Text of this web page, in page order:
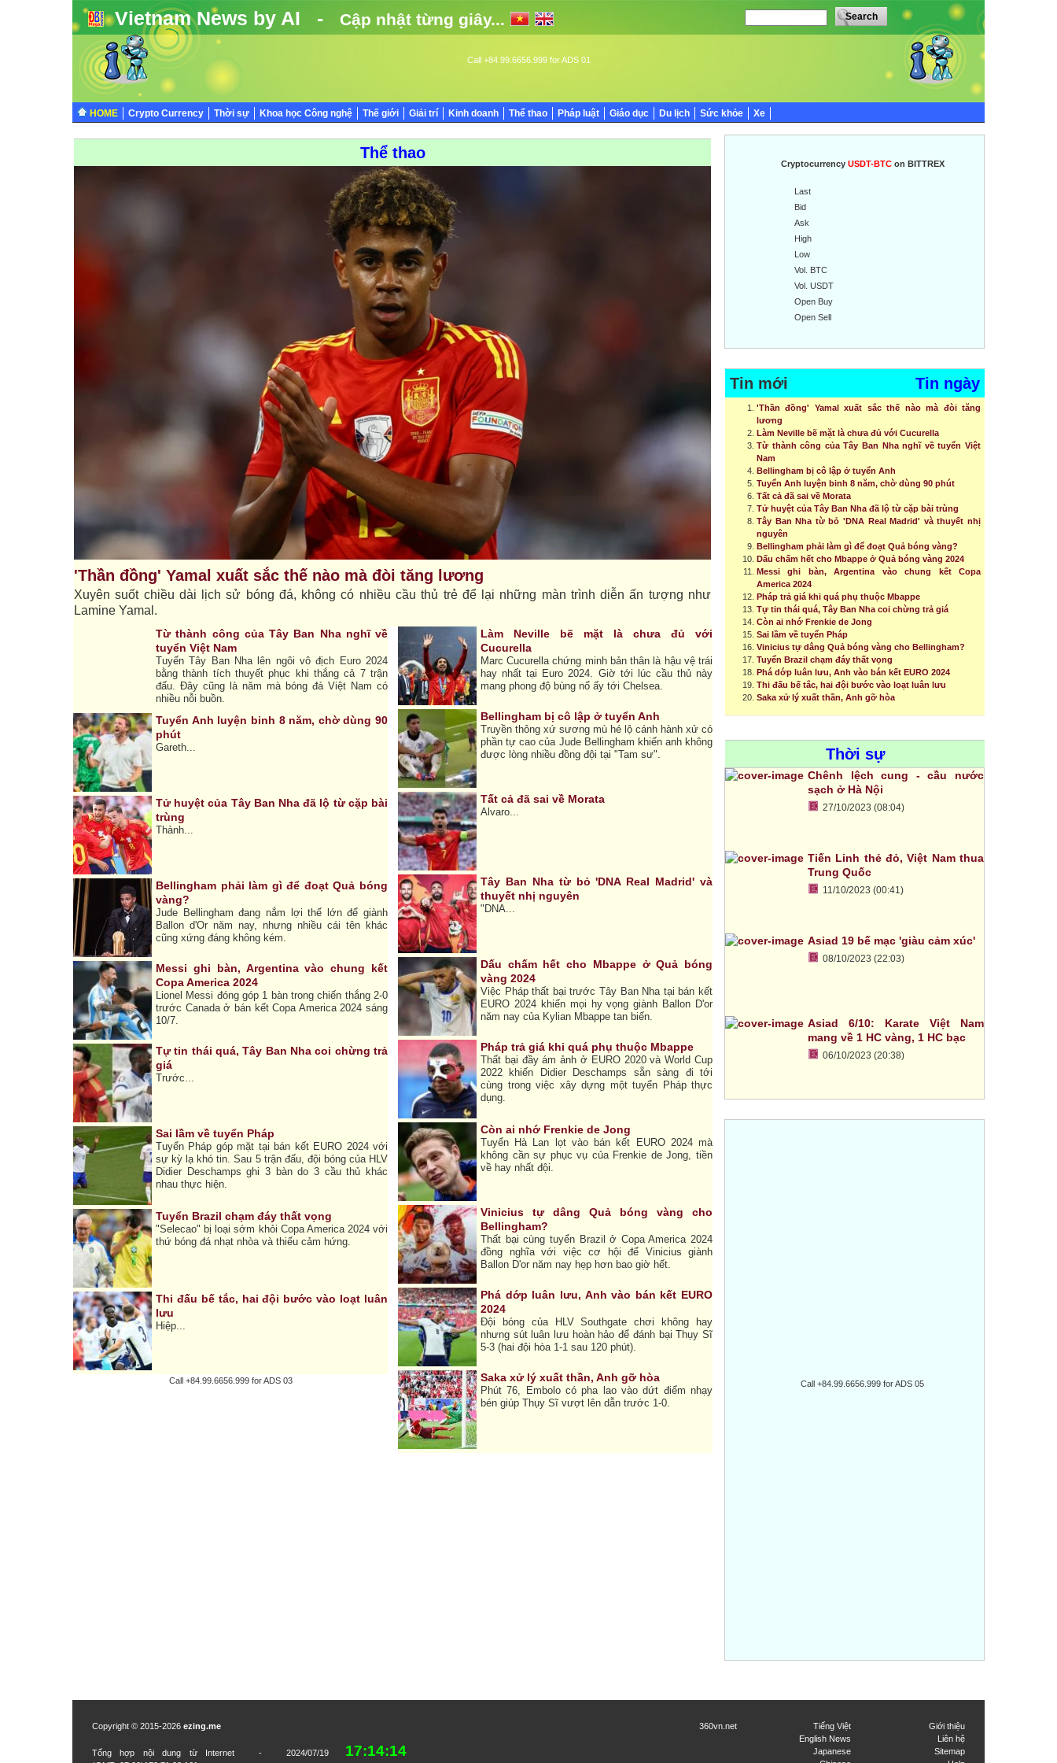
Vietnam News by AI - Cập nhật từng giây...
Call +84.99.6656.999 for ADS 01
HOME Crypto Currency Thời sự Khoa học Công nghệ Thế giới Giải trí Kinh doanh Thể thao Pháp luật Giáo dục Du lịch Sức khỏe Xe
Thể thao
'Thần đồng' Yamal xuất sắc thế nào mà đòi tăng lương
Xuyên suốt chiều dài lịch sử bóng đá, không có nhiều cầu thủ trẻ để lại những màn trình diễn ấn tượng như
Lamine Yamal.
Từ thành công của Tây Ban Nha nghĩ về
tuyển Việt Nam
Tuyển Tây Ban Nha lên ngôi vô địch Euro 2024
bằng thành tích thuyết phục khi thắng cả 7 trận
đấu. Đây cũng là năm mà bóng đá Việt Nam có
nhiều nỗi buồn.
Tuyển Anh luyện binh 8 năm, chờ dùng 90
phút
Gareth...
Tử huyệt của Tây Ban Nha đã lộ từ cặp bài
trùng
Thành...
Bellingham phải làm gì để đoạt Quả bóng
vàng?
Jude Bellingham đang nắm lợi thế lớn để giành
Ballon d'Or năm nay, nhưng nhiều cái tên khác
cũng xứng đáng không kém.
Messi ghi bàn, Argentina vào chung kết
Copa America 2024
Lionel Messi đóng góp 1 bàn trong chiến thắng 2-0
trước Canada ở bán kết Copa America 2024 sáng
10/7.
Tự tin thái quá, Tây Ban Nha coi chừng trả
giá
Trước...
Sai lầm về tuyển Pháp
Tuyển Pháp góp mặt tại bán kết EURO 2024 với
sự kỳ lạ khó tin. Sau 5 trận đấu, đội bóng của HLV
Didier Deschamps ghi 3 bàn do 3 cầu thủ khác
nhau thực hiện.
Tuyển Brazil chạm đáy thất vọng
"Selecao" bị loại sớm khỏi Copa America 2024 với
thứ bóng đá nhạt nhòa và thiếu cảm hứng.
Thi đấu bế tắc, hai đội bước vào loạt luân
lưu
Hiệp...
Call +84.99.6656.999 for ADS 03
Làm Neville bẽ mặt là chưa đủ với
Cucurella
Marc Cucurella chứng minh bản thân là hậu vệ trái
hay nhất tại Euro 2024. Giờ tới lúc cầu thủ này
mang phong độ bùng nổ ấy tới Chelsea.
Bellingham bị cô lập ở tuyển Anh
Truyền thông xứ sương mù hé lộ cánh hành xử có
phần tự cao của Jude Bellingham khiến anh không
được lòng nhiều đồng đội tại "Tam sư".
Tất cả đã sai về Morata
Alvaro...
Tây Ban Nha từ bỏ 'DNA Real Madrid' và
thuyết nhị nguyên
"DNA...
Dấu chấm hết cho Mbappe ở Quả bóng
vàng 2024
Việc Pháp thất bại trước Tây Ban Nha tại bán kết
EURO 2024 khiến mọi hy vọng giành Ballon D'or
năm nay của Kylian Mbappe tan biến.
Pháp trả giá khi quá phụ thuộc Mbappe
Thất bại đầy ám ảnh ở EURO 2020 và World Cup
2022 khiến Didier Deschamps sẵn sàng đi tới
cùng trong việc xây dựng một tuyển Pháp thực
dụng.
Còn ai nhớ Frenkie de Jong
Tuyển Hà Lan lọt vào bán kết EURO 2024 mà
không cần sự phục vụ của Frenkie de Jong, tiền
về hay nhất đội.
Vinicius tự dâng Quả bóng vàng cho
Bellingham?
Thất bại cùng tuyển Brazil ở Copa America 2024
đồng nghĩa với việc cơ hội để Vinicius giành
Ballon D'or năm nay hẹp hơn bao giờ hết.
Phá dớp luân lưu, Anh vào bán kết EURO
2024
Đội bóng của HLV Southgate chơi không hay
nhưng sút luân lưu hoàn hảo để đánh bại Thụy Sĩ
5-3 (hai đội hòa 1-1 sau 120 phút).
Saka xử lý xuất thần, Anh gỡ hòa
Phút 76, Embolo có pha lao vào dứt điểm nhạy
bén giúp Thụy Sĩ vượt lên dẫn trước 1-0.
Cryptocurrency USDT-BTCon BITTREX
Last
Bid
Ask
High
Low
Vol. BTC
Vol. USDT
Open Buy
Open Sell
Tin mới Tin ngày
'Thần đồng' Yamal xuất sắc thế nào mà đòi tăng
lương
Làm Neville bẽ mặt là chưa đủ với Cucurella
Từ thành công của Tây Ban Nha nghĩ về tuyển Việt
Nam
Bellingham bị cô lập ở tuyển Anh
Tuyển Anh luyện binh 8 năm, chờ dùng 90 phút
Tất cả đã sai về Morata
Tử huyệt của Tây Ban Nha đã lộ từ cặp bài trùng
Tây Ban Nha từ bỏ 'DNA Real Madrid' và thuyết nhị
nguyên
Bellingham phải làm gì để đoạt Quả bóng vàng?
Dấu chấm hết cho Mbappe ở Quả bóng vàng 2024
Messi ghi bàn, Argentina vào chung kết Copa
America 2024
Pháp trả giá khi quá phụ thuộc Mbappe
Tự tin thái quá, Tây Ban Nha coi chừng trả giá
Còn ai nhớ Frenkie de Jong
Sai lầm về tuyển Pháp
Vinicius tự dâng Quả bóng vàng cho Bellingham?
Tuyển Brazil chạm đáy thất vọng
Phá dớp luân lưu, Anh vào bán kết EURO 2024
Thi đấu bế tắc, hai đội bước vào loạt luân lưu
Saka xử lý xuất thần, Anh gỡ hòa
Thời sự
Chênh lệch cung - cầu nước
sạch ở Hà Nội
27/10/2023 (08:04)
Tiến Linh thẻ đỏ, Việt Nam thua
Trung Quốc
11/10/2023 (00:41)
Asiad 19 bế mạc 'giàu cảm xúc'
08/10/2023 (22:03)
Asiad 6/10: Karate Việt Nam
mang về 1 HC vàng, 1 HC bạc
06/10/2023 (20:38)
Call +84.99.6656.999 for ADS 05
Copyright © 2015-2026 ezing.me
Tổng hợp nội dung từ Internet - 2024/07/19 17:14:14
360vn.net
Tiếng Việt
English News
Japanese
Giới thiệu
Liên hệ
Sitemap